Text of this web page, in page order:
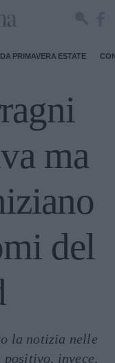
PRIMAVERA ESTATE
ma
del
la notizia nelle
invece,